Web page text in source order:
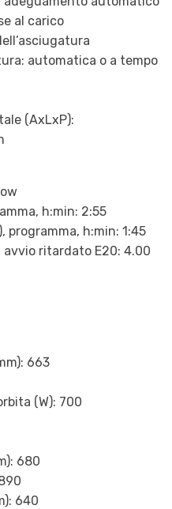
al carico
automatica o a tempo
(AxLxP):
h:min: 2:55
programma, h:min: 1:45
avvio ritardato E20: 4.00
663
(W): 700
680
640